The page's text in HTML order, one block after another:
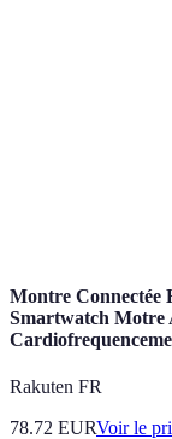
Montre Connectée
Smartwatch Motre
Rakuten FR
78.72 EURVoir le